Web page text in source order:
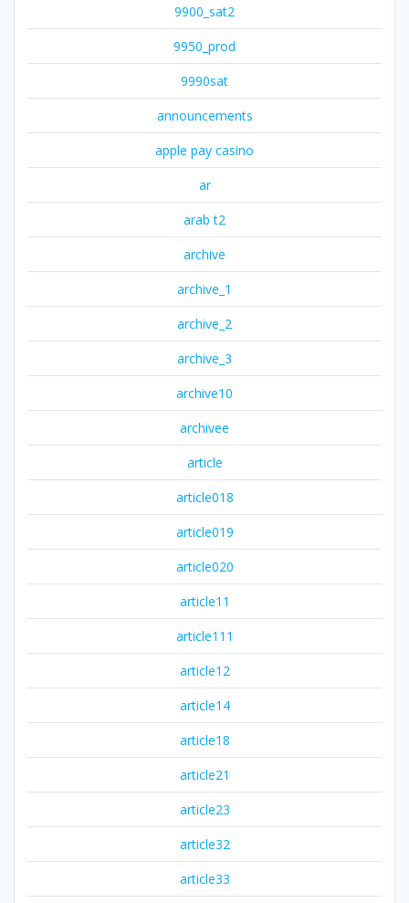
9900_sat2
9950_prod
9990sat
announcements
apple pay casino
ar
arab t2
archive
archive_1
archive_2
archive_3
archive10
archivee
article
article018
article019
article020
article11
article111
article12
article14
article18
article21
article23
article32
article33